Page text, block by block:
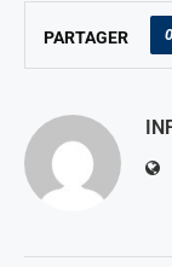
PARTAGER 0